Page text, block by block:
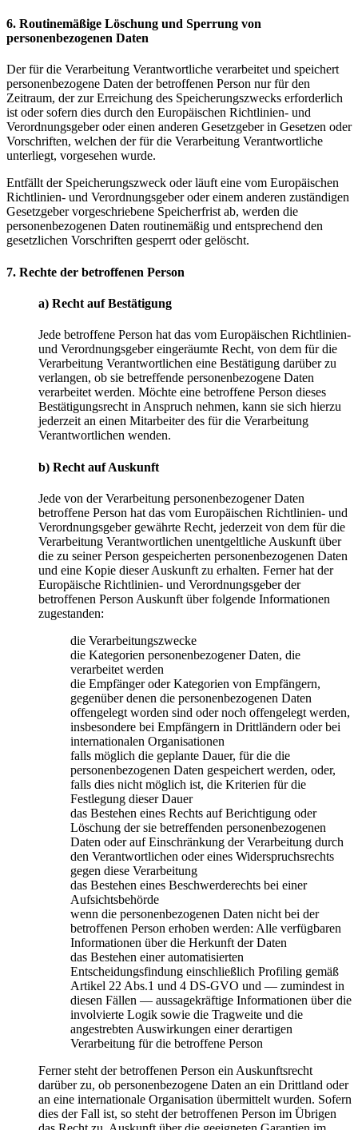
6. Routinemäßige Löschung und Sperrung von
personenbezogenen Daten
Der für die Verarbeitung Verantwortliche verarbeitet und speichert
personenbezogene Daten der betroffenen Person nur für den
Zeitraum, der zur Erreichung des Speicherungszwecks erforderlich
ist oder sofern dies durch den Europäischen Richtlinien- und
Verordnungsgeber oder einen anderen Gesetzgeber in Gesetzen oder
Vorschriften, welchen der für die Verarbeitung Verantwortliche
unterliegt, vorgesehen wurde.
Entfällt der Speicherungszweck oder läuft eine vom Europäischen
Richtlinien- und Verordnungsgeber oder einem anderen zuständigen
Gesetzgeber vorgeschriebene Speicherfrist ab, werden die
personenbezogenen Daten routinemäßig und entsprechend den
gesetzlichen Vorschriften gesperrt oder gelöscht.
7. Rechte der betroffenen Person
a) Recht auf Bestätigung
Jede betroffene Person hat das vom Europäischen Richtlinien-
und Verordnungsgeber eingeräumte Recht, von dem für die
Verarbeitung Verantwortlichen eine Bestätigung darüber zu
verlangen, ob sie betreffende personenbezogene Daten
verarbeitet werden. Möchte eine betroffene Person dieses
Bestätigungsrecht in Anspruch nehmen, kann sie sich hierzu
jederzeit an einen Mitarbeiter des für die Verarbeitung
Verantwortlichen wenden.
b) Recht auf Auskunft
Jede von der Verarbeitung personenbezogener Daten
betroffene Person hat das vom Europäischen Richtlinien- und
Verordnungsgeber gewährte Recht, jederzeit von dem für die
Verarbeitung Verantwortlichen unentgeltliche Auskunft über
die zu seiner Person gespeicherten personenbezogenen Daten
und eine Kopie dieser Auskunft zu erhalten. Ferner hat der
Europäische Richtlinien- und Verordnungsgeber der
betroffenen Person Auskunft über folgende Informationen
zugestanden:
die Verarbeitungszwecke
die Kategorien personenbezogener Daten, die
verarbeitet werden
die Empfänger oder Kategorien von Empfängern,
gegenüber denen die personenbezogenen Daten
offengelegt worden sind oder noch offengelegt werden,
insbesondere bei Empfängern in Drittländern oder bei
internationalen Organisationen
falls möglich die geplante Dauer, für die die
personenbezogenen Daten gespeichert werden, oder,
falls dies nicht möglich ist, die Kriterien für die
Festlegung dieser Dauer
das Bestehen eines Rechts auf Berichtigung oder
Löschung der sie betreffenden personenbezogenen
Daten oder auf Einschränkung der Verarbeitung durch
den Verantwortlichen oder eines Widerspruchsrechts
gegen diese Verarbeitung
das Bestehen eines Beschwerderechts bei einer
Aufsichtsbehörde
wenn die personenbezogenen Daten nicht bei der
betroffenen Person erhoben werden: Alle verfügbaren
Informationen über die Herkunft der Daten
das Bestehen einer automatisierten
Entscheidungsfindung einschließlich Profiling gemäß
Artikel 22 Abs.1 und 4 DS-GVO und — zumindest in
diesen Fällen — aussagekräftige Informationen über die
involvierte Logik sowie die Tragweite und die
angestrebten Auswirkungen einer derartigen
Verarbeitung für die betroffene Person
Ferner steht der betroffenen Person ein Auskunftsrecht
darüber zu, ob personenbezogene Daten an ein Drittland oder
an eine internationale Organisation übermittelt wurden. Sofern
dies der Fall ist, so steht der betroffenen Person im Übrigen